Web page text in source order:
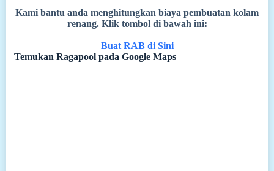
Kami bantu anda menghitungkan biaya pembuatan kolam
renang. Klik tombol di bawah ini:
Buat RAB di Sini
Temukan Ragapool pada Google Maps